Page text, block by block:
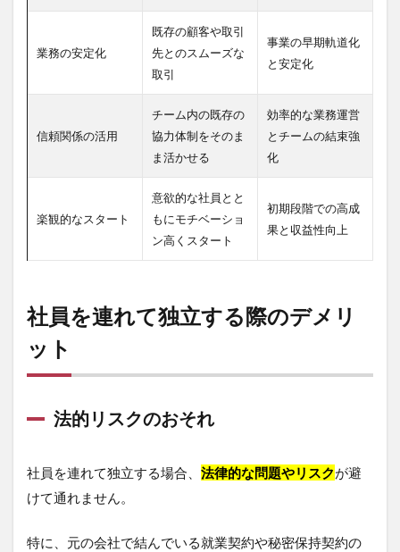
業務の安定化
既存の顧客や取引
先とのスムーズな
取引
事業の早期軌道化
と安定化
信頼関係の活用
チーム内の既存の
協力体制をそのま
ま活かせる
効率的な業務運営
とチームの結束強
化
楽観的なスタート
意欲的な社員とと
もにモチベーショ
ン高くスタート
初期段階での高成
果と収益性向上
社員を連れて独立する際のデメリ
ット
法的リスクのおそれ
社員を連れて独立する場合、 法律的な問題やリスクが避
けて通れません。
特に、元の会社で結んでいる就業契約や秘密保持契約の